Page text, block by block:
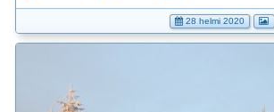
28 helmi 2020